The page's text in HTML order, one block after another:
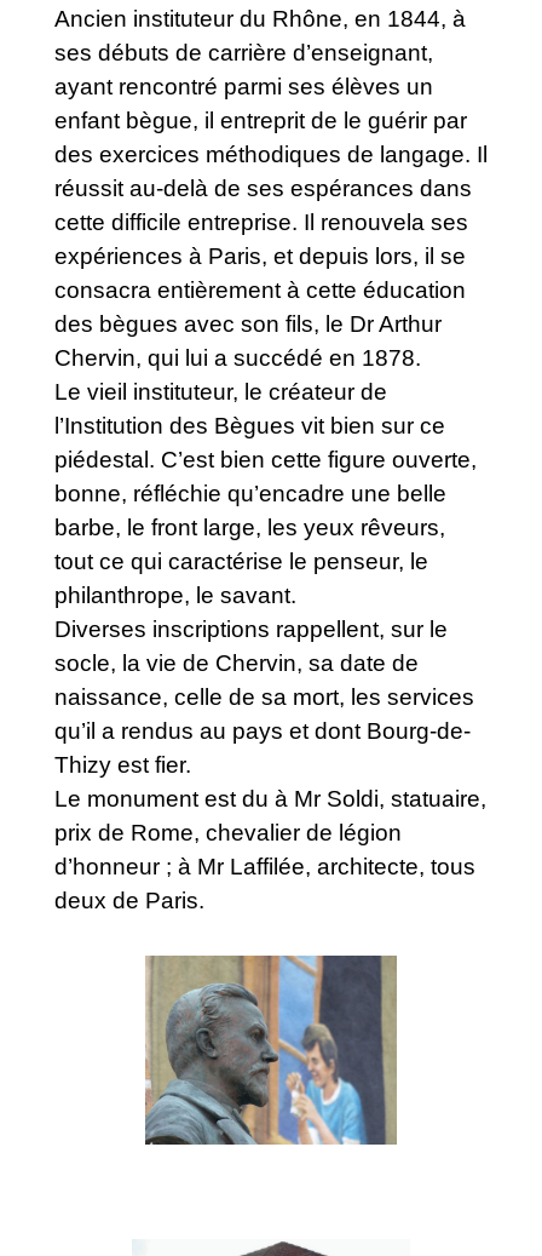
Ancien instituteur du Rhône, en 1844, à
ses débuts de carrière d’enseignant,
ayant rencontré parmi ses élèves un
enfant bègue, il entreprit de le guérir par
des exercices méthodiques de langage. Il
réussit au-delà de ses espérances dans
cette difficile entreprise. Il renouvela ses
expériences à Paris, et depuis lors, il se
consacra entièrement à cette éducation
des bègues avec son fils, le Dr Arthur
Chervin, qui lui a succédé en 1878.
Le vieil instituteur, le créateur de
l’Institution des Bègues vit bien sur ce
piédestal. C’est bien cette figure ouverte,
bonne, réfléchie qu’encadre une belle
barbe, le front large, les yeux rêveurs,
tout ce qui caractérise le penseur, le
philanthrope, le savant.
Diverses inscriptions rappellent, sur le
socle, la vie de Chervin, sa date de
naissance, celle de sa mort, les services
qu’il a rendus au pays et dont Bourg-de-
Thizy est fier.
Le monument est du à Mr Soldi, statuaire,
prix de Rome, chevalier de légion
d’honneur ; à Mr Laffilée, architecte, tous
deux de Paris.